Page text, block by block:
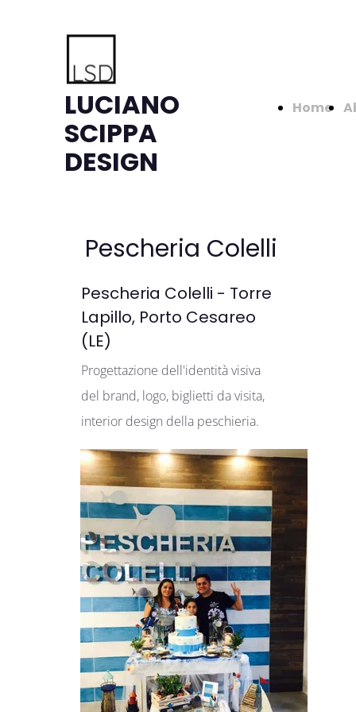
Home
LUCIANO
SCIPPA
DESIGN
Pescheria Colelli
Pescheria Colelli - Torre
Lapillo, Porto Cesareo
(LE)
Progettazione dell'identità visiva
del brand, logo, biglietti da visita,
interior design della peschieria.